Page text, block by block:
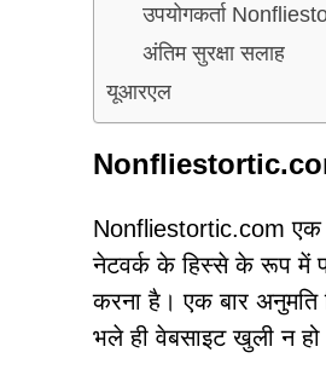
उपयोगकर्ता
अंतिम सुरक्षा सलाह
यूआरएल
Nonfliestortic.com एक
नेटवर्क के हिस्से के रूप में
करना है। एक बार अनुमति
भले ही वेबसाइट खुली न